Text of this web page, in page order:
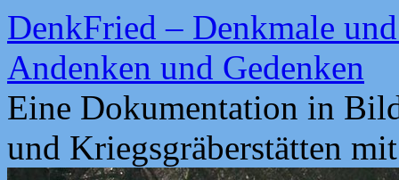
Zum
Inhalt
springen
DenkFried – Denkmale
Andenken und Gedenken
Eine Dokumentation in
und Kriegsgräberstätten